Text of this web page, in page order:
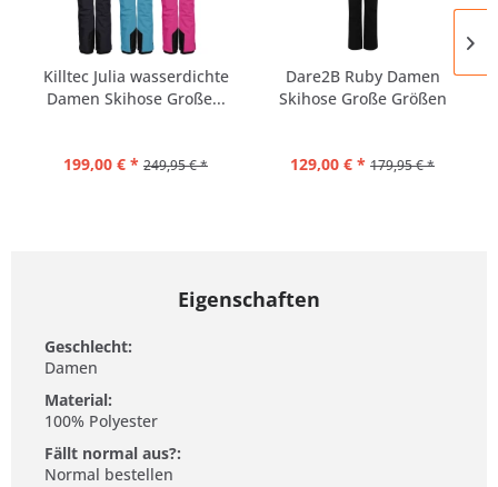
Killtec Julia wasserdichte
Damen Skihose Große...
199,00 € * 249,95 € *
Dare2B Ruby Damen
Skihose Große Größen
129,00 € * 179,95 € *
Eigenschaften
Geschlecht:
Damen
Material:
100% Polyester
Fällt normal aus?:
Normal bestellen